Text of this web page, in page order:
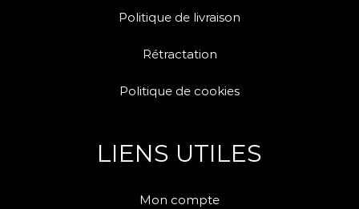
Politique de livraison
Rétractation
Politique de cookies
LIENS UTILES
Mon compte